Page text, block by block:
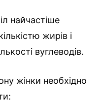
найчастіше
жирів і
вуглеводів.
жінки необхідно